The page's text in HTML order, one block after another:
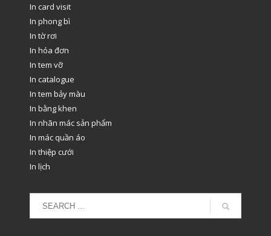
In card visit
In phong bì
In tờ rơi
In hóa đơn
In tem vỡ
In catalogue
In tem bảy màu
In bằng khen
In nhãn mác sản phẩm
In mác quần áo
In thiệp cưới
In lịch